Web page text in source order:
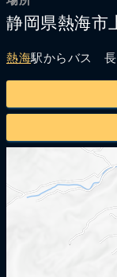
静岡県熱海市
熱海駅からバス